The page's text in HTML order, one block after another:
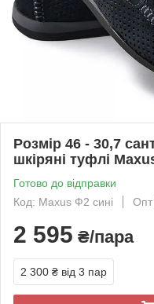
Розмір 46 - 30,7
шкіряні туфлі
Готово до відправки
Код: Maxus Ф2 сині
Опт
2 595 ₴/пара
2 300 ₴ від 3 пар